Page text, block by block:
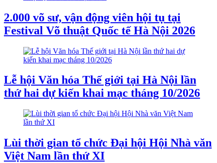
2.000 võ sư, vận động viên hội tụ tại
Festival Võ thuật Quốc tế Hà Nội 2026
Lễ hội Văn hóa Thế giới tại Hà Nội lần
thứ hai dự kiến khai mạc tháng 10/2026
Lùi thời gian tổ chức Đại hội Hội Nhà văn
Việt Nam lần thứ XI